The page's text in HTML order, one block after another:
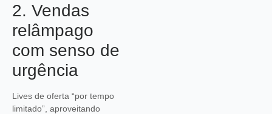
2. Vendas
relâmpago
com senso de
urgência
Lives de oferta “por tempo
limitado”, aproveitando